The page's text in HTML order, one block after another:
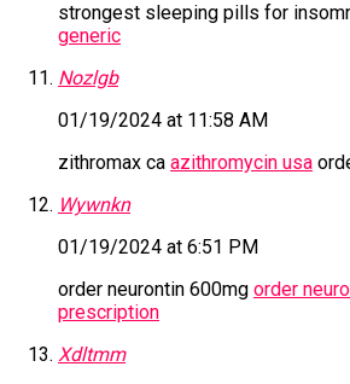
strongest sleeping pills for
generic
Nozlgb
01/19/2024 at 11:58 AM
zithromax ca azithromycin usa
Wywnkn
01/19/2024 at 6:51 PM
order neurontin 600mg order
prescription
Xdltmm